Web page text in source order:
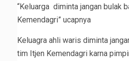
“Keluarga diminta jangan bulak
Kemendagri” ucapnya
Keluagra ahli waris diminta
tim Itjen Kemendagri karna